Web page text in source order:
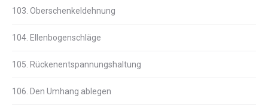
103. Oberschenkeldehnung
104. Ellenbogenschläge
105. Rückenentspannungshaltung
106. Den Umhang ablegen